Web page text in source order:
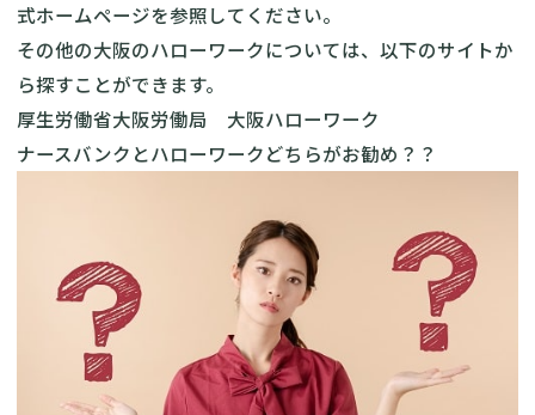
式ホームページを参照してください。
その他の大阪のハローワークについては、以下のサイトか
ら探すことができます。
厚生労働省大阪労働局 大阪ハローワーク
ナースバンクとハローワークどちらがお勧め？？